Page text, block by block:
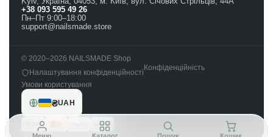
+38 093 595 49 26
Пн–Пт 9:00–18:00
support@nailsmade.store
© 2020–2026 NAILSMADE Shop
Налаштування конфіденційності
Конфіденційність
Умови користування
₴UAH
VISA mono